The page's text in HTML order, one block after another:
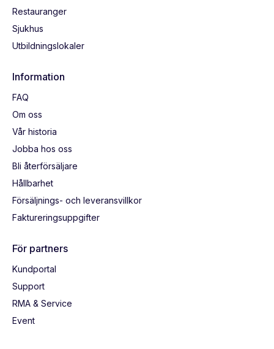
Restauranger
Sjukhus
Utbildningslokaler
Information
FAQ
Om oss
Vår historia
Jobba hos oss
Bli återförsäljare
Hållbarhet
Försäljnings- och leveransvillkor
Faktureringsuppgifter
För partners
Kundportal
Support
RMA & Service
Event